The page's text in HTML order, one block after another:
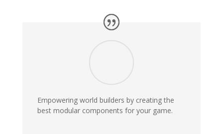
Empowering world builders by creating the
best modular components for your game.